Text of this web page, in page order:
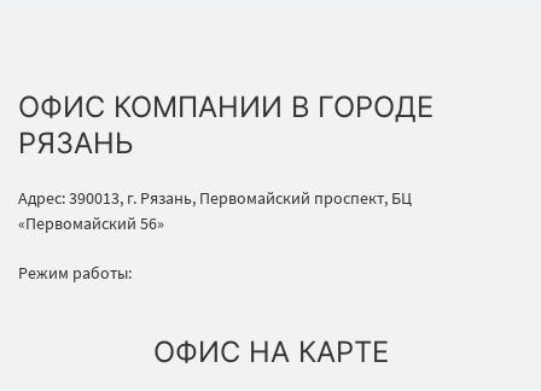
ОФИС КОМПАНИИ В ГОРОДЕ
РЯЗАНЬ
Адрес: 390013, г. Рязань, Первомайский проспект, БЦ
«Первомайский 56»
Режим работы:
ОФИС НА КАРТЕ